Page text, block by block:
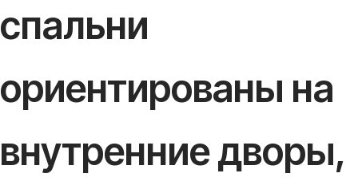
спальни
ориентированы на
внутренние дворы,